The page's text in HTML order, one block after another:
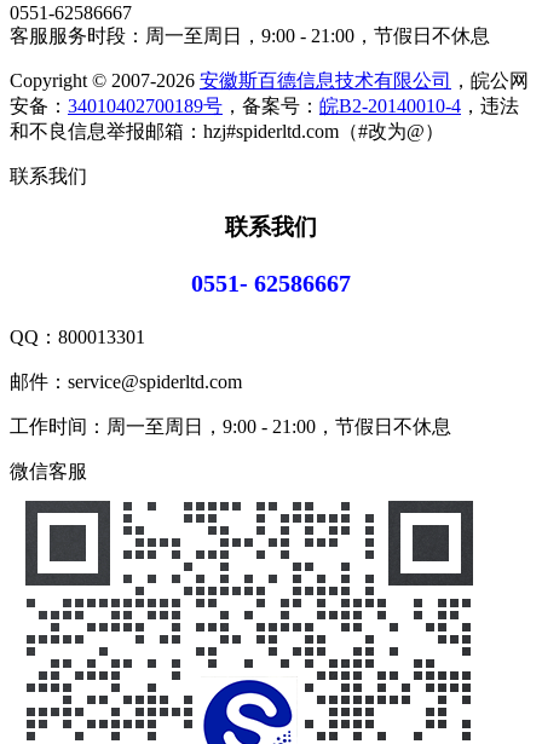
0551-62586667
客服服务时段：周一至周日，9:00 - 21:00，节假日不休息
Copyright © 2007-2026 安徽斯百德信息技术有限公司
，皖公网
安备： 34010402700189号 ，备案号： 皖B2-20140010-4 ，违法
和不良信息举报邮箱：hzj#spiderltd.com（#改为@）
联系我们
联系我们
0551- 62586667
QQ： 800013301
邮件：service@spiderltd.com
工作时间：周一至周日，9:00 - 21:00，节假日不休息
微信客服